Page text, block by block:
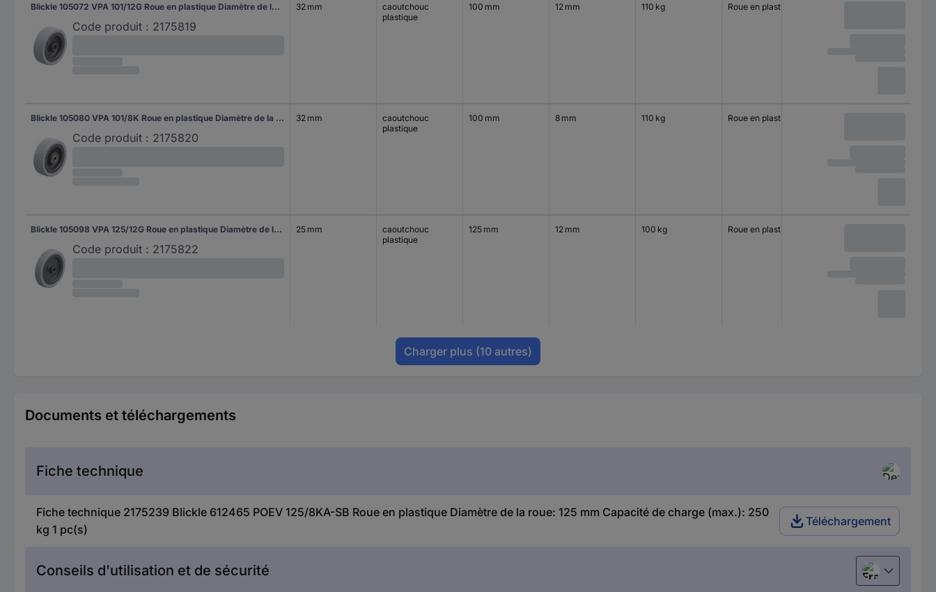
Blickle 105072 VPA 101/12G Roue en plastique Diamètre de la roue: 100 mm Capacité de charge (max.): 110 kg 1 pc(s)
Code produit : 2175819
32 mm
caoutchouc
plastique
100 mm 12 mm 110 kg Roue en plastique
Blickle 105080 VPA 101/8K Roue en plastique Diamètre de la roue: 100 mm Capacité de charge (max.): 110 kg 1 pc(s)
Code produit : 2175820
32 mm
caoutchouc
plastique
100 mm 8 mm 110 kg Roue en plastique
Blickle 105098 VPA 125/12G Roue en plastique Diamètre de la roue: 125 mm Capacité de charge (max.): 100 kg 1 pc(s)
Code produit : 2175822
25 mm
caoutchouc
plastique
125 mm 12 mm 100 kg Roue en plastique
Charger plus (10 autres)
Documents et téléchargements
Fiche technique
Fiche technique 2175239 Blickle 612465 POEV 125/8KA-SB Roue en plastique Diamètre de la roue: 125 mm Capacité de charge (max.): 250
kg 1 pc(s)
Téléchargement
Conseils d'utilisation et de sécurité Français